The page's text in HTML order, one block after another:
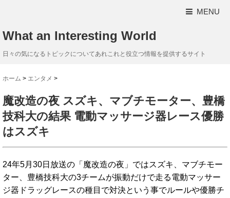
MENU
What an Interesting World
日々の気になるトピックについてあれこれと役立つ情報を提供するサイト
ホーム > エンタメ >
魔改造の夜 スズキ、マブチモーター、豊橋
技科大の結果 電動マッサージ器レース優勝
はスズキ
24年5月30日放送の「魔改造の夜」ではスズキ、マブチモー
ター、豊橋技科大の3チームが振動だけで走る電動マッサー
ジ器ドラッグレースの種目で対決という事でルールや優勝チ